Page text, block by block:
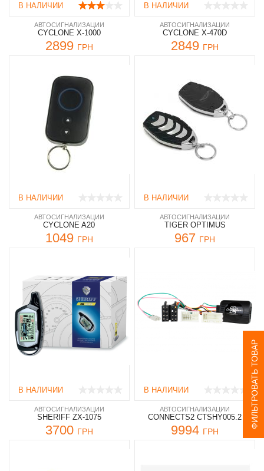
ФИЛЬТРОВАТЬ ТОВАР
В НАЛИЧИИ
АВТОСИГНАЛИЗАЦИИ
CYCLONE X-1000
2899 ГРН
В НАЛИЧИИ
АВТОСИГНАЛИЗАЦИИ
CYCLONE X-470D
2849 ГРН
В НАЛИЧИИ
АВТОСИГНАЛИЗАЦИИ
CYCLONE A20
1049 ГРН
В НАЛИЧИИ
АВТОСИГНАЛИЗАЦИИ
TIGER OPTIMUS
967 ГРН
В НАЛИЧИИ
АВТОСИГНАЛИЗАЦИИ
SHERIFF ZX-1075
3700 ГРН
В НАЛИЧИИ
АВТОСИГНАЛИЗАЦИИ
CONNECTS2 CTSHY005.2
9994 ГРН